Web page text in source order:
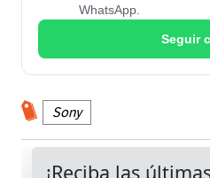
WhatsApp.
Seguir
Sony